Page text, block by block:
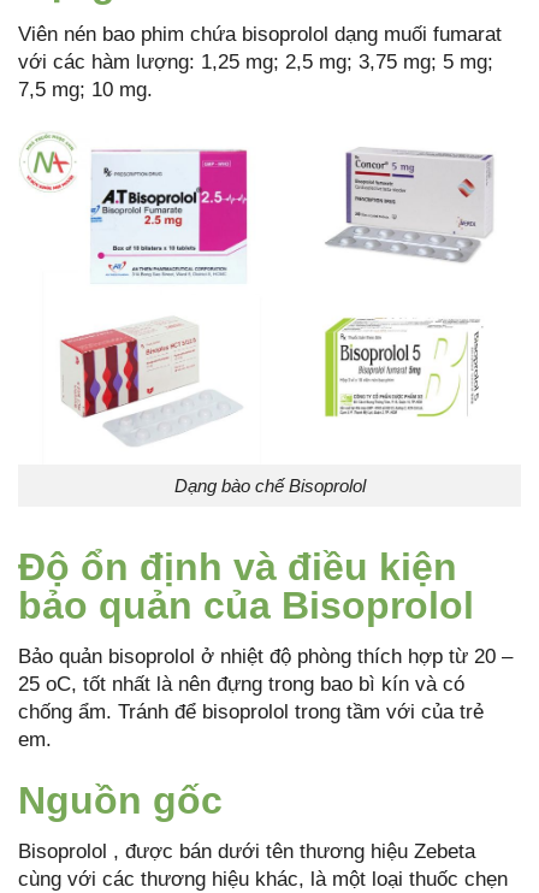
Viên nén bao phim chứa bisoprolol dạng muối fumarat
với các hàm lượng: 1,25 mg; 2,5 mg; 3,75 mg; 5 mg;
7,5 mg; 10 mg.
Dạng bào chế Bisoprolol
Độ ổn định và điều kiện
bảo quản của Bisoprolol
Bảo quản bisoprolol ở nhiệt độ phòng thích hợp từ 20 –
25 oC, tốt nhất là nên đựng trong bao bì kín và có
chống ẩm. Tránh để bisoprolol trong tầm với của trẻ
em.
Nguồn gốc
Bisoprolol , được bán dưới tên thương hiệu Zebeta
cùng với các thương hiệu khác, là một loại thuốc chẹn